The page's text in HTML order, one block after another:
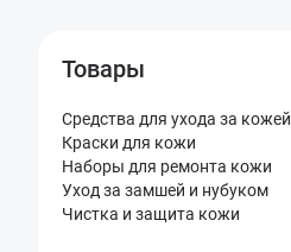
Товары
Средства для ухода за кожей
Краски для кожи
Наборы для ремонта кожи
Уход за замшей и нубуком
Чистка и защита кожи